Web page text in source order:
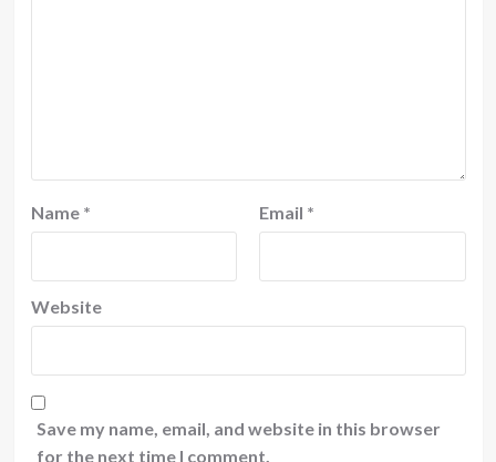
Name * Email *
Website
Save my name, email, and website in this browser
for the next time I comment.